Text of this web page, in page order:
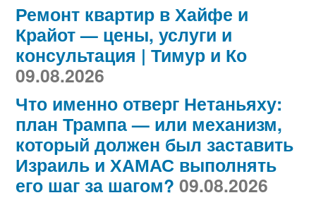
Ремонт квартир в Хайфе и
Крайот — цены, услуги и
консультация | Тимур и Ко
09.08.2026
Что именно отверг Нетаньяху:
план Трампа — или механизм,
который должен был заставить
Израиль и ХАМАС выполнять
его шаг за шагом? 09.08.2026